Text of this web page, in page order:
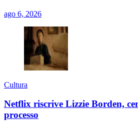
ago 6, 2026
Cultura
Netflix riscrive Lizzie Borden,
processo